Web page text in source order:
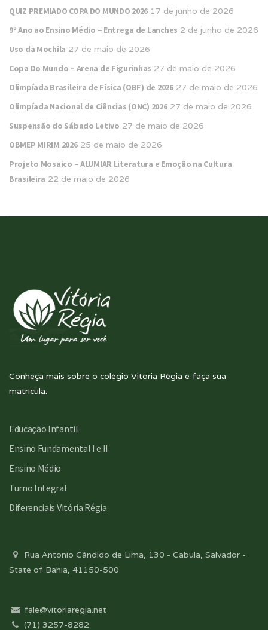
QUIZ PREMIADO COPA DO MUNDO 2026 17 de junho de 2026
9º Ano ao Ensino Médio – Entrega de Lanches 2 de junho de 2026
Uso da Mochila 27 de maio de 2026
Copa Do Mundo – Arena de Figurinhas 27 de maio de 2026
Olimpíada Brasileira de Física (OBF) de 2026 27 de maio de 2026
Olimpíada Nacional de Ciências (ONC) 2026 27 de maio de 2026
Suspensão do Sábado Letivo 27 de maio de 2026
OBMEP MIRIM 2026 25 de maio de 2026
Projeto Mosaico – ALUMIAR Literatura e Emoção na Cultura
Brasileira 22 de maio de 2026
Conheça mais sobre o colégio Vitória Régia e faça sua
matrícula.
Educação Infantil
Ensino Fundamental I e II
Ensino Médio
Turno Integral
Diferenciais Vitória Régia
Rua Antonio Cândido de Lima, 130 - Cabula, Salvador -
State of Bahia, 41150-500
fale@vitoriaregia.net
(71) 3257-8282